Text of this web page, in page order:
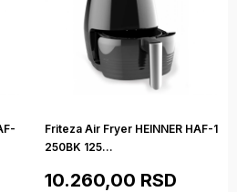
Friteza Air Fryer HEINNER HAF-1
250BK 125...
10.260,00 RSD